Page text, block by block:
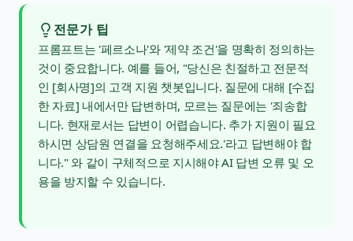
전문가 팁
프롬프트는 '페르소나'와 '제약 조건'을 명확히 정의하는
것이 중요합니다. 예를 들어, "당신은 친절하고 전문적
인 [회사명]의 고객 지원 챗봇입니다. 질문에 대해 [수집
한 자료] 내에서만 답변하며, 모르는 질문에는 '죄송합
니다. 현재로서는 답변이 어렵습니다. 추가 지원이 필요
하시면 상담원 연결을 요청해주세요.'라고 답변해야 합
니다." 와 같이 구체적으로 지시해야AI 답변 오류 및 오
용을 방지할 수 있습니다.